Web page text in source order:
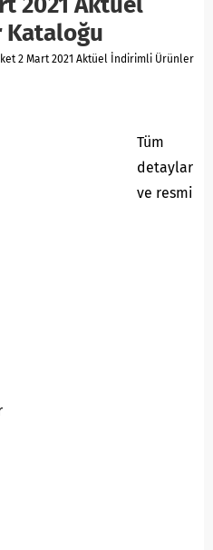
2 Mart 2021 Aktüel İndirimli Ürünler
Tüm
detaylar
ve resmi